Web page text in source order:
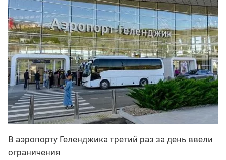
В аэропорту Геленджика третий раз за день ввели
ограничения